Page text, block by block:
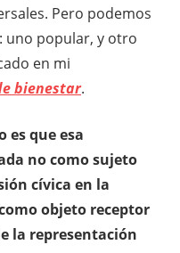
Pero podemos
uno popular, y otro
en mi
bienestar.
es que esa
no como sujeto
cívica en la
objeto receptor
la representación